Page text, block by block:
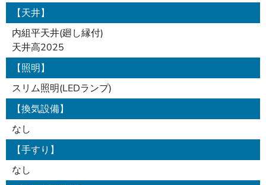
【天井】
内組平天井(廻し縁付)
天井高2025
【照明】
スリム照明(LEDランプ)
【換気設備】
なし
【手すり】
なし